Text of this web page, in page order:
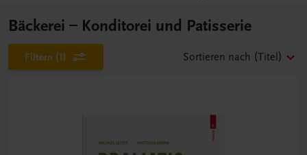
Bäckerei – Konditorei und Patisserie
Filtern (1) Sortieren nach (Titel)